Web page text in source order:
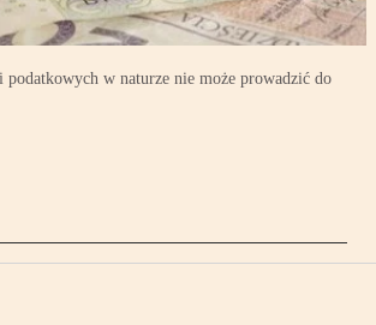
podatkowych w naturze nie może prowadzić do